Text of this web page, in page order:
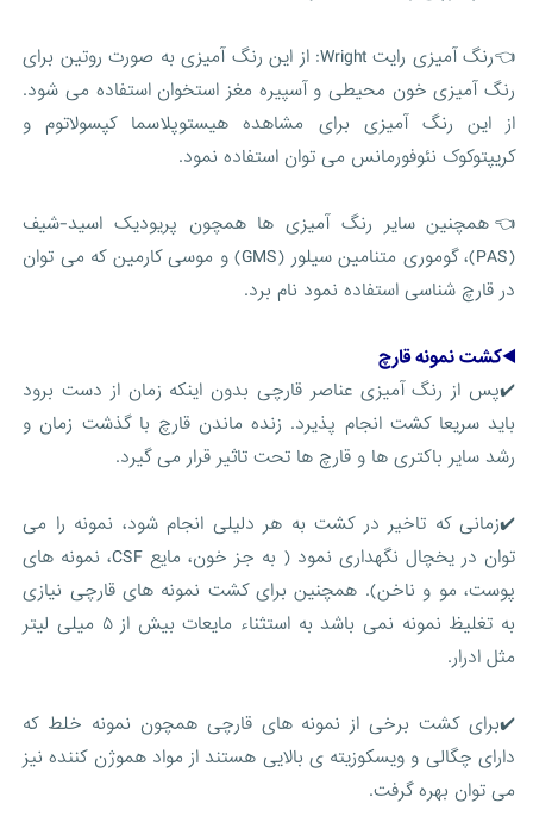
👈رنگ آمیزی رایت Wright: از این رنگ آمیزی به صورت روتین برای
رنگ آمیزی خون محیطی و آسپیره مغز استخوان استفاده می شود.
از این رنگ آمیزی برای مشاهده هیستوپلاسما کپسولاتوم و
کریپتوکوک نئوفورمانس می توان استفاده نمود.
👈همچنین سایر رنگ آمیزی ها همچون پریودیک اسید-شیف
(PAS)، گوموری متنامین سیلور (GMS) و موسی کارمین که می توان
در قارچ شناسی استفاده نمود نام برد.
◀️کشت نمونه قارچ
✔️پس از رنگ آمیزی عناصر قارچی بدون اینکه زمان از دست برود
باید سریعا کشت انجام پذیرد. زنده ماندن قارچ با گذشت زمان و
رشد سایر باکتری ها و قارچ ها تحت تاثیر قرار می گیرد.
✔️زمانی که تاخیر در کشت به هر دلیلی انجام شود، نمونه را می
توان در یخچال نگهداری نمود ( به جز خون، مایع CSF، نمونه های
پوست، مو و ناخن). همچنین برای کشت نمونه های قارچی نیازی
به تغلیظ نمونه نمی باشد به استثناء مایعات بیش از ۵ میلی لیتر
مثل ادرار.
✔️برای کشت برخی از نمونه های قارچی همچون نمونه خلط که
دارای چگالی و ویسکوزیته ی بالایی هستند از مواد هموژن کننده نیز
می توان بهره گرفت.